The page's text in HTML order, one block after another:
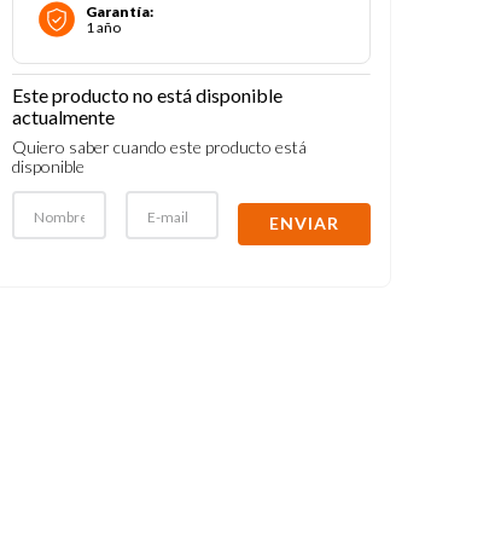
Garantía:
1 año
Este producto no está disponible
actualmente
Quiero saber cuando este producto está
disponible
ENVIAR